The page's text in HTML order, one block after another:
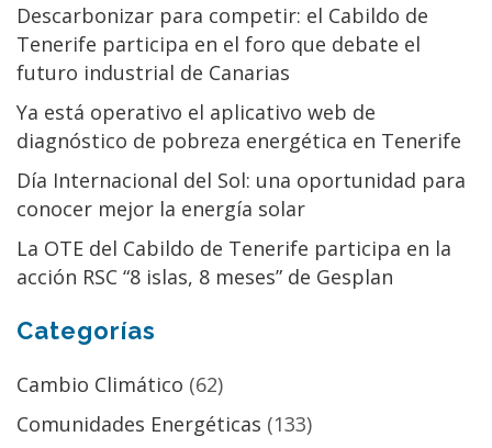
Descarbonizar para competir: el Cabildo de
Tenerife participa en el foro que debate el
futuro industrial de Canarias
Ya está operativo el aplicativo web de
diagnóstico de pobreza energética en Tenerife
Día Internacional del Sol: una oportunidad para
conocer mejor la energía solar
La OTE del Cabildo de Tenerife participa en la
acción RSC “8 islas, 8 meses” de Gesplan
Categorías
Cambio Climático (62)
Comunidades Energéticas (133)